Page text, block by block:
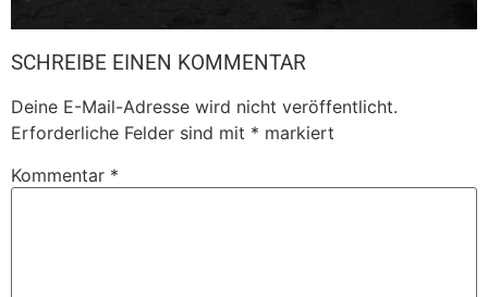
SCHREIBE EINEN KOMMENTAR
Deine E-Mail-Adresse wird nicht veröffentlicht.
Erforderliche Felder sind mit * markiert
Kommentar *